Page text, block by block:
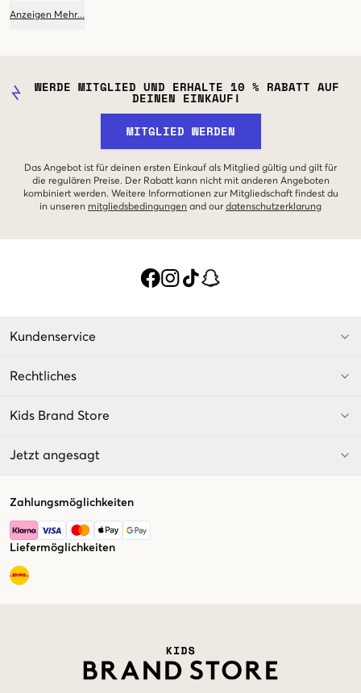
Anzeigen Mehr...
WERDE MITGLIED UND ERHALTE 10 % RABATT AUF
DEINEN EINKAUF!
MITGLIED WERDEN
Das Angebot ist für deinen ersten Einkauf als Mitglied gültig und gilt für
die regulären Preise. Der Rabatt kann nicht mit anderen Angeboten
kombiniert werden. Weitere Informationen zur Mitgliedschaft findest du
in unseren mitgliedsbedingungen and our datenschutzerklarung
Kundenservice
Rechtliches
Kids Brand Store
Jetzt angesagt
Zahlungsmöglichkeiten
Liefermöglichkeiten